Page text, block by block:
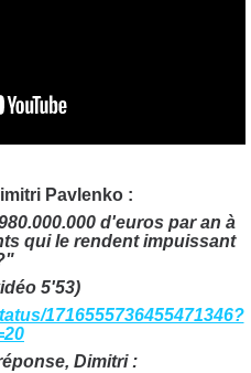
Pavlenko :
d'euros par an à
qui le rendent impuissant
5'53)
1716555736455471346?
Dimitri :